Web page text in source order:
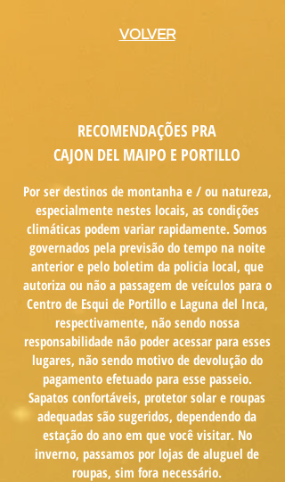
VOLVER
RECOMENDAÇÕES PRA
CAJON DEL MAIPO E PORTILLO
Por ser destinos de montanha e / ou natureza,
especialmente nestes locais, as condições
climáticas podem variar rapidamente. Somos
governados pela previsão do tempo na noite
anterior e pelo boletim da policia local, que
autoriza ou não a passagem de veículos para o
Centro de Esqui de Portillo e Laguna del Inca,
respectivamente, não sendo nossa
responsabilidade não poder acessar para esses
lugares, não sendo motivo de devolução do
pagamento efetuado para esse passeio.
Sapatos confortáveis, protetor solar e roupas
adequadas são sugeridos, dependendo da
estação do ano em que você visitar. No
inverno, passamos por lojas de aluguel de
roupas, sim fora necessário.